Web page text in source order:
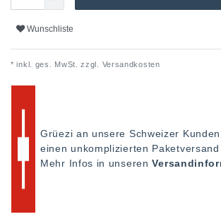
Wunschliste
* inkl. ges. MwSt. zzgl. Versandkosten
Grüezi an unsere Schweizer
einen unkomplizierten Paketversand
Mehr Infos in unseren